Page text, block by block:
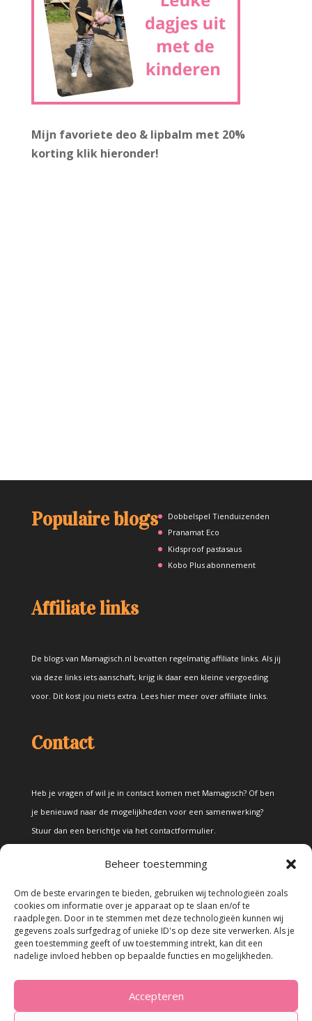
Beheer toestemming
Om de beste ervaringen te bieden, gebruiken wij technologieën zoals
cookies om informatie over je apparaat op te slaan en/of te
raadplegen. Door in te stemmen met deze technologieën kunnen wij
gegevens zoals surfgedrag of unieke ID's op deze site verwerken. Als je
geen toestemming geeft of uw toestemming intrekt, kan dit een
nadelige invloed hebben op bepaalde functies en mogelijkheden.
Accepteren
Mijn favoriete deo & lipbalm met 20%
korting klik hieronder!
Populaire blogs
Dobbelspel Tienduizenden
Pranamat Eco
Kidsproof pastasaus
Kobo Plus abonnement
Affiliate links
De blogs van Mamagisch.nl bevatten regelmatig affiliate links. Als jij
via deze links iets aanschaft, krijg ik daar een kleine vergoeding
voor. Dit kost jou niets extra. Lees hier meer over affiliate links.
Contact
Heb je vragen of wil je in contact komen met Mamagisch? Of ben
je benieuwd naar de mogelijkheden voor een samenwerking?
Stuur dan een berichtje via het contactformulier.
Alle teksten en foto's op deze site zijn eigendom van Mamagisch.
Teksten en foto's van Mamagisch mogen onder geen beding
uitdrukkelijk worden vermeld.